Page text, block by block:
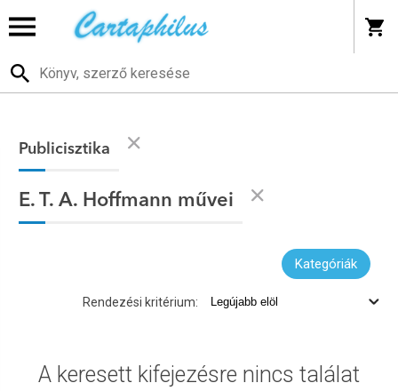
Publicisztika
E. T. A. Hoffmann művei
Kategóriák
Rendezési kritérium:
A keresett kifejezésre nincs találat